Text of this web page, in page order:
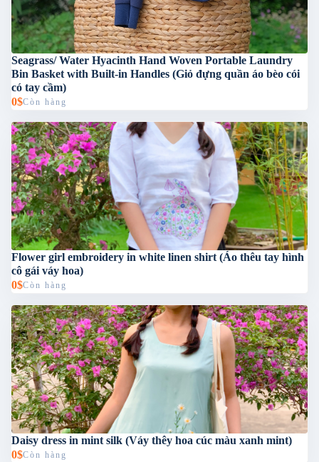
Seagrass/ Water Hyacinth Hand Woven Portable Laundry
Bin Basket with Built-in Handles (Giỏ đựng quần áo bèo cói
có tay cầm)
0$Còn hàng
Flower girl embroidery in white linen shirt (Áo thêu tay hình
cô gái váy hoa)
0$Còn hàng
Daisy dress in mint silk (Váy thêy hoa cúc màu xanh mint)
0$Còn hàng